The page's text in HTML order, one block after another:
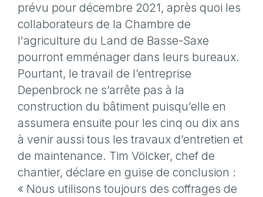
prévu pour décembre 2021, après quoi les
collaborateurs de la Chambre de
l'agriculture du Land de Basse-Saxe
pourront emménager dans leurs bureaux.
Pourtant, le travail de l’entreprise
Depenbrock ne s’arrête pas à la
construction du bâtiment puisqu’elle en
assumera ensuite pour les cinq ou dix ans
à venir aussi tous les travaux d’entretien et
de maintenance. Tim Völcker, chef de
chantier, déclare en guise de conclusion :
« Nous utilisons toujours des coffrages de